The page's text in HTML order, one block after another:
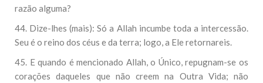
razão alguma?
44. Dize-lhes (mais): Só a Allah incumbe toda a intercessão.
Seu é o reino dos céus e da terra; logo, a Ele retornareis.
45. E quando é mencionado Allah, o Único, repugnam-se os
corações daqueles que não creem na Outra Vida; não